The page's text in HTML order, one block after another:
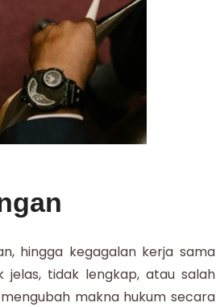
hingga kegagalan kerja sama
tidak lengkap, atau salah
makna hukum secara